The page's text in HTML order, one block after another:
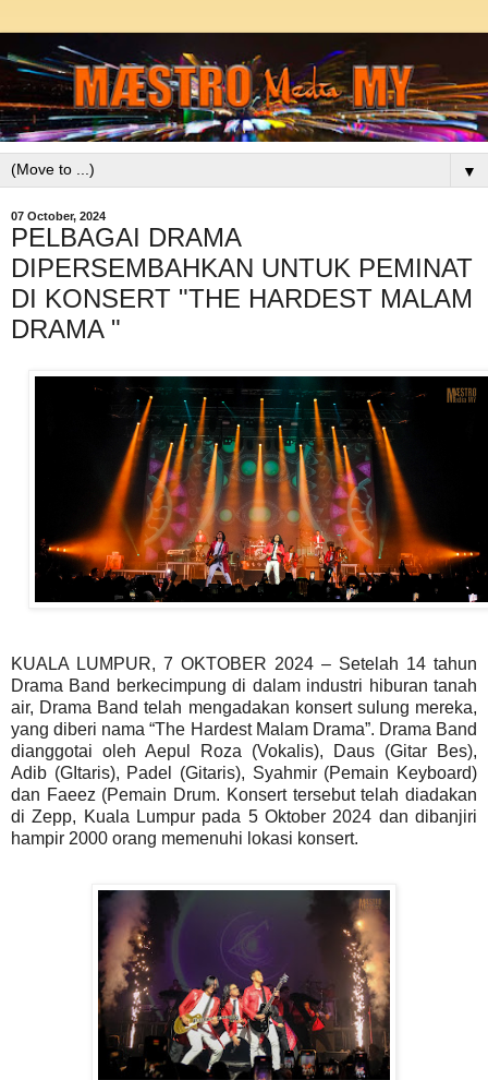
▼
07 October, 2024
PELBAGAI DRAMA
DIPERSEMBAHKAN UNTUK PEMINAT
DI KONSERT "THE HARDEST MALAM
DRAMA "
KUALA LUMPUR, 7 OKTOBER 2024 – Setelah 14 tahun
Drama Band berkecimpung di dalam industri hiburan tanah
air, Drama Band telah mengadakan konsert sulung mereka,
yang diberi nama “The Hardest Malam Drama”. Drama Band
dianggotai oleh Aepul Roza (Vokalis), Daus (Gitar Bes),
Adib (GItaris), Padel (Gitaris), Syahmir (Pemain Keyboard)
dan Faeez (Pemain Drum. Konsert tersebut telah diadakan
di Zepp, Kuala Lumpur pada 5 Oktober 2024 dan dibanjiri
hampir 2000 orang memenuhi lokasi konsert.